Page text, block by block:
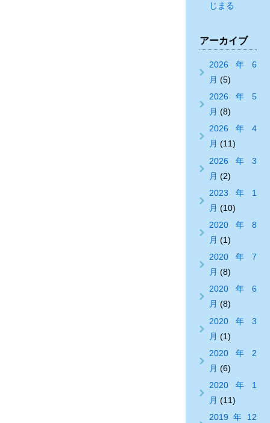
じまる
アーカイブ
2026年6
月 (5)
2026年5
月 (8)
2026年4
月 (11)
2026年3
月 (2)
2023年1
月 (10)
2020年8
月 (1)
2020年7
月 (8)
2020年6
月 (8)
2020年3
月 (1)
2020年2
月 (6)
2020年1
月 (11)
2019年12